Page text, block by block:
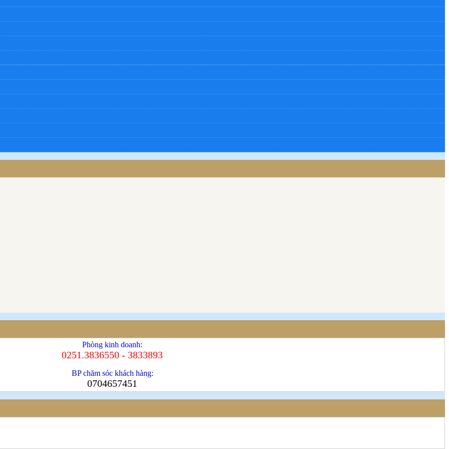
Phòng kinh doanh:
0251.3836550 - 3833893
BP chăm sóc khách hàng:
0704657451